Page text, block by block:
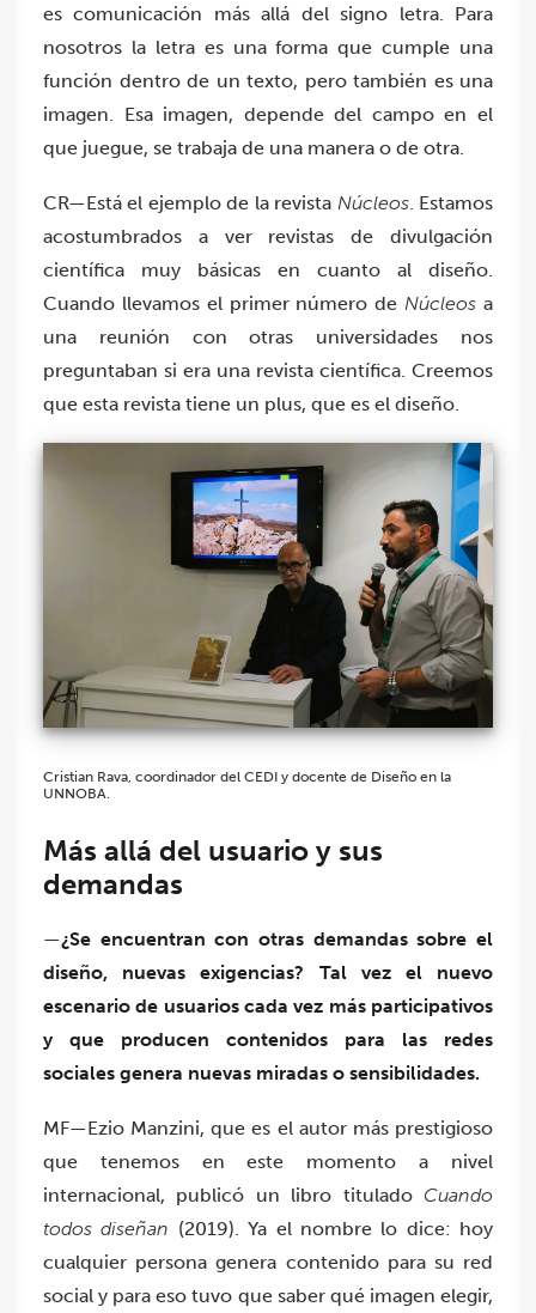
es comunicación más allá del signo letra. Para
nosotros la letra es una forma que cumple una
función dentro de un texto, pero también es una
imagen. Esa imagen, depende del campo en el
que juegue, se trabaja de una manera o de otra.
CR—Está el ejemplo de la revista Núcleos. Estamos
acostumbrados a ver revistas de divulgación
científica muy básicas en cuanto al diseño.
Cuando llevamos el primer número de Núcleos a
una reunión con otras universidades nos
preguntaban si era una revista científica. Creemos
que esta revista tiene un plus, que es el diseño.
Cristian Rava, coordinador del CEDI y docente de Diseño en la
UNNOBA.
Más allá del usuario y sus
demandas
—¿Se encuentran con otras demandas sobre el
diseño, nuevas exigencias? Tal vez el nuevo
escenario de usuarios cada vez más participativos
y que producen contenidos para las redes
sociales genera nuevas miradas o sensibilidades.
MF—Ezio Manzini, que es el autor más prestigioso
que tenemos en este momento a nivel
internacional, publicó un libro titulado Cuando
todos diseñan (2019). Ya el nombre lo dice: hoy
cualquier persona genera contenido para su red
social y para eso tuvo que saber qué imagen elegir,